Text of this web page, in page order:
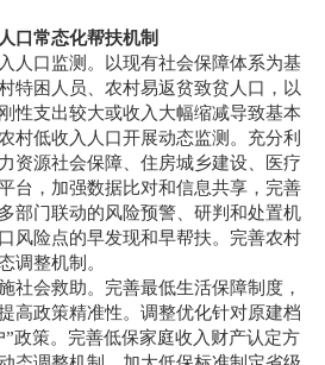
口常态化帮扶机制
口监测。以现有社会保障体系为基
特困人员、农村易返贫致贫人口，以
性支出较大或收入大幅缩减导致基本
村低收入人口开展动态监测。充分利
资源社会保障、住房城乡建设、医疗
台，加强数据比对和信息共享，完善
部门联动的风险预警、研判和处置机
风险点的早发现和早帮扶。完善农村
调整机制。
会救助。完善最低生活保障制度，
高政策精准性。调整优化针对原建档
政策。完善低保家庭收入财产认定方